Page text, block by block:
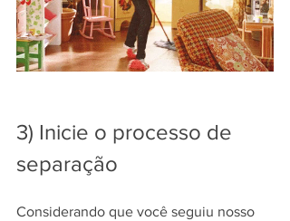
3) Inicie o processo de
separação
Considerando que você seguiu nosso